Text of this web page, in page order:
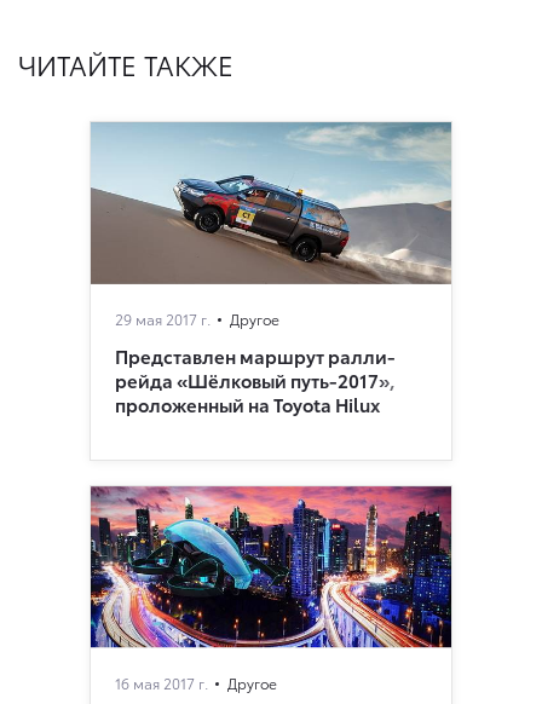
ЧИТАЙТЕ ТАКЖЕ
29 мая 2017 г. Другое
Представлен маршрут ралли-
рейда «Шёлковый путь-2017»,
проложенный на Toyota Hilux
16 мая 2017 г. Другое